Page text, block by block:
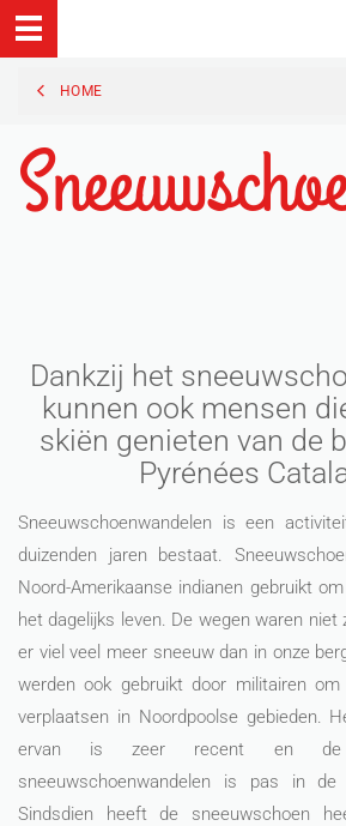
HOME
Dankzij het
kunnen ook mensen
skiën genieten van de
Pyrénées
Sneeuwschoenwandelen is een
duizenden jaren bestaat.
Noord-Amerikaanse indianen gebruikt
het dagelijks leven. De wegen waren niet
er viel veel meer sneeuw dan in onze
werden ook gebruikt door militairen
verplaatsen in Noordpoolse gebieden.
ervan is zeer recent en
sneeuwschoenwandelen is pas in
Sindsdien heeft de sneeuwschoen